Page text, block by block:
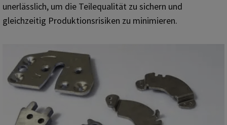
unerlässlich, um die Teilequalität zu sichern und
gleichzeitig Produktionsrisiken zu minimieren.